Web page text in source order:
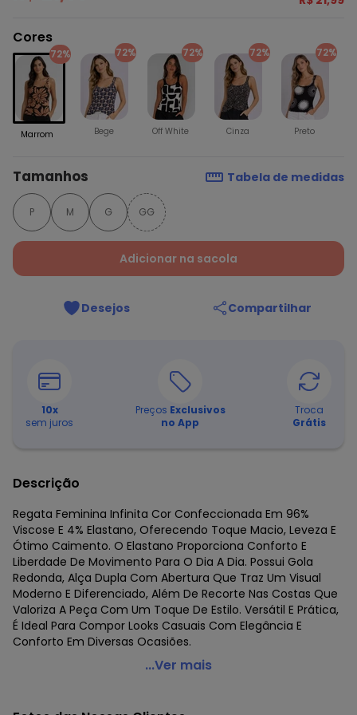
Cores
72%
Marrom
72%
Bege
72%
Off White
72%
Cinza
72%
Preto
Tamanhos Tabela de medidas
P M G GG
Adicionar na sacola
Desejos Compartilhar
10x
sem juros
Preços Exclusivos
no App
Troca
Grátis
Descrição
Regata Feminina Infinita Cor Confeccionada Em 96%
Viscose E 4% Elastano, Oferecendo Toque Macio, Leveza E
Ótimo Caimento. O Elastano Proporciona Conforto E
Liberdade De Movimento Para O Dia A Dia. Possui Gola
Redonda, Alça Dupla Com Abertura Que Traz Um Visual
Moderno E Diferenciado, Além De Recorte Nas Costas Que
Valoriza A Peça Com Um Toque De Estilo. Versátil E Prática,
É Ideal Para Compor Looks Casuais Com Elegância E
Conforto Em Diversas Ocasiões.
Infinita Cor - Regata Abertura na Alça Floral Marrom
Fornecedor: ROVITEX IND E COM DE MALHAS LTDA / CNPJ
...Ver mais